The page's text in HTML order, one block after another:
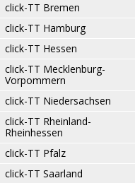
click-TT Bremen
click-TT Hamburg
click-TT Hessen
click-TT Mecklenburg-
Vorpommern
click-TT Niedersachsen
click-TT Rheinland-
Rheinhessen
click-TT Pfalz
click-TT Saarland